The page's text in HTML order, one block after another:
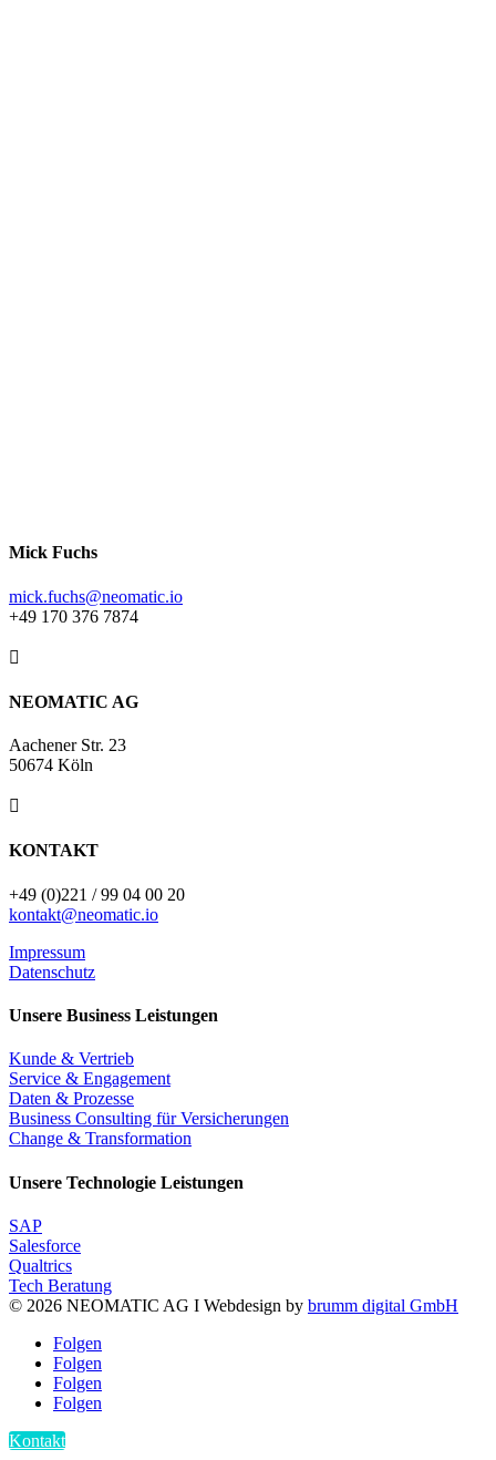
Mick Fuchs
mick.fuchs@neomatic.io
+49 170 376 7874

NEOMATIC AG
Aachener Str. 23
50674 Köln

KONTAKT
+49 (0)221 / 99 04 00 20
kontakt@neomatic.io
Impressum
Datenschutz
Unsere Business Leistungen
Kunde & Vertrieb
Service & Engagement
Daten & Prozesse
Business Consulting für Versicherungen
Change & Transformation
Unsere Technologie Leistungen
SAP
Salesforce
Qualtrics
Tech Beratung
© 2026 NEOMATIC AG I Webdesign by brumm digital GmbH
Folgen
Folgen
Folgen
Folgen
Kontakt